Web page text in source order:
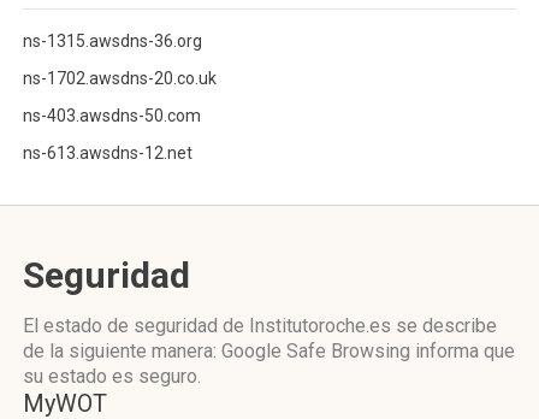
ns-1315.awsdns-36.org
ns-1702.awsdns-20.co.uk
ns-403.awsdns-50.com
ns-613.awsdns-12.net
Seguridad
El estado de seguridad de Institutoroche.es se describe
de la siguiente manera: Google Safe Browsing informa que
su estado es seguro.
MyWOT